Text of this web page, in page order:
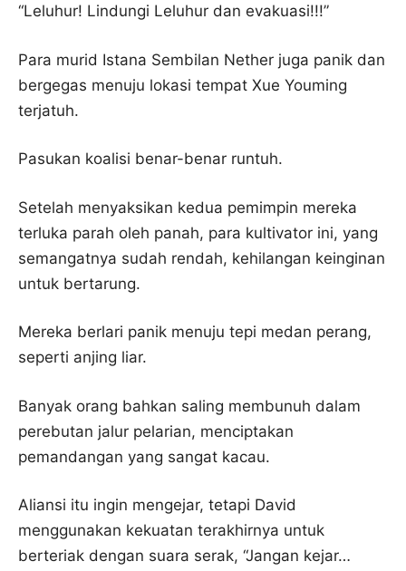
“Leluhur! Lindungi Leluhur dan evakuasi!!!”
Para murid Istana Sembilan Nether juga panik dan
bergegas menuju lokasi tempat Xue Youming
terjatuh.
Pasukan koalisi benar-benar runtuh.
Setelah menyaksikan kedua pemimpin mereka
terluka parah oleh panah, para kultivator ini, yang
semangatnya sudah rendah, kehilangan keinginan
untuk bertarung.
Mereka berlari panik menuju tepi medan perang,
seperti anjing liar.
Banyak orang bahkan saling membunuh dalam
perebutan jalur pelarian, menciptakan
pemandangan yang sangat kacau.
Aliansi itu ingin mengejar, tetapi David
menggunakan kekuatan terakhirnya untuk
berteriak dengan suara serak, “Jangan kejar…